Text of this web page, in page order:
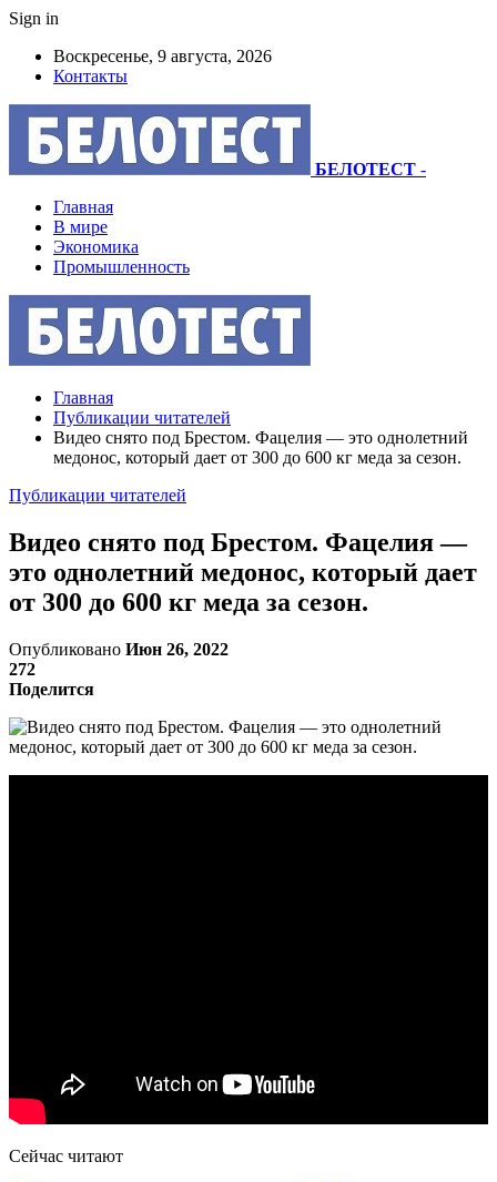
Sign in
Воскресенье, 9 августа, 2026
Контакты
БЕЛОТЕСТ -
Главная
В мире
Экономика
Промышленность
Главная
Публикации читателей
Видео снято под Брестом. Фацелия — это однолетний
медонос, который дает от 300 до 600 кг меда за сезон.
Публикации читателей
Видео снято под Брестом. Фацелия —
это однолетний медонос, который дает
от 300 до 600 кг меда за сезон.
Опубликовано Июн 26, 2022
272
Поделится
Сейчас читают